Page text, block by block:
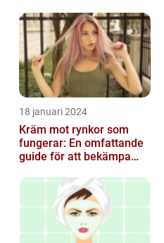
18 januari 2024
Kräm mot rynkor som
fungerar: En omfattande
guide för att bekämpa